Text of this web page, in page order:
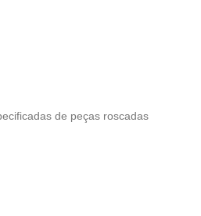
de peças roscadas